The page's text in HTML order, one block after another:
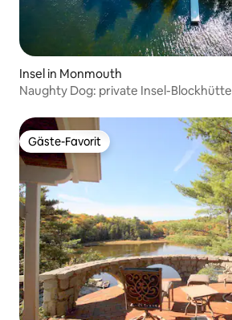
Insel in Monmouth
Naughty Dog: private Insel-Blockhütte
Gäste-Favorit
Gäste-Favorit